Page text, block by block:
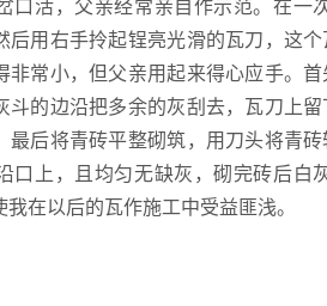
后用右手拎起锃亮光滑的瓦刀，这
非常小，但父亲用起来得心应手。
斗的边沿把多余的灰刮去，瓦刀上
最后将青砖平整砌筑，用刀头将青
口上，且均匀无缺灰，砌完砖后
在以后的瓦作施工中受益匪浅。